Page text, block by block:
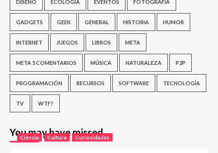
DISEÑO ECOLOGÍA EVENTOS FOTOGRAFÍA
GADGETS GEEK GENERAL HISTORIA HUMOR
INTERNET JUEGOS LIBROS META
META 5 COMENTARIOS MÚSICA NATURALEZA P2P
PROGRAMACIÓN RECURSOS SOFTWARE TECNOLOGÍA
TV WTF?
You may have missed
Ciencia Cultura Curiosidades